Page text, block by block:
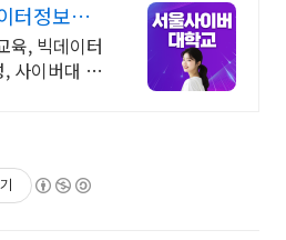
터정보보
편입생
육, 빅데이터
사이버대 신